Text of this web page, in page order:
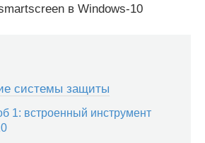
системы защиты
1: встроенный инструмент